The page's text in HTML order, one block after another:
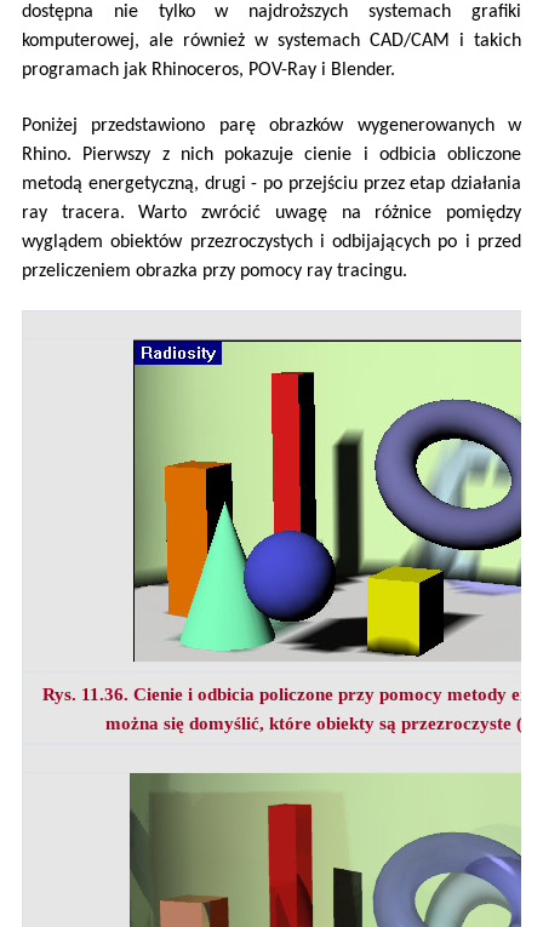
dostępna nie tylko w najdroższych systemach grafiki
komputerowej, ale również w systemach CAD/CAM i takich
programach jak Rhinoceros, POV-Ray i Blender.
Poniżej przedstawiono parę obrazków wygenerowanych w
Rhino. Pierwszy z nich pokazuje cienie i odbicia obliczone
metodą energetyczną, drugi - po przejściu przez etap działania
ray tracera. Warto zwrócić uwagę na różnice pomiędzy
wyglądem obiektów przezroczystych i odbijających po i przed
przeliczeniem obrazka przy pomocy ray tracingu.
Rys. 11.36. Cienie i odbicia policzone przy pomocy metody
można się domyślić, które obiekty są przezroczyste